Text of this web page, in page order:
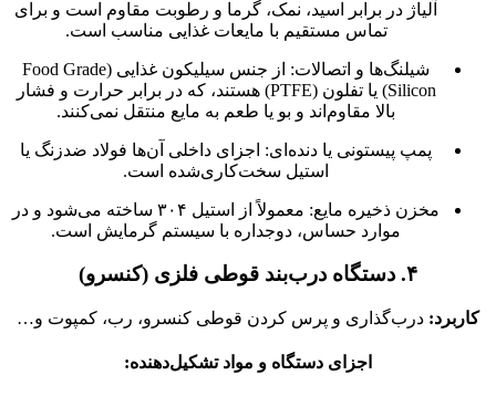
آلیاژ در برابر اسید، نمک، گرما و رطوبت مقاوم است و برای
تماس مستقیم با مایعات غذایی مناسب است.
شیلنگ‌ها و اتصالات: از جنس سیلیکون غذایی (Food Grade
Silicon) یا تفلون (PTFE) هستند، که در برابر حرارت و فشار
بالا مقاوم‌اند و بو یا طعم به مایع منتقل نمی‌کنند.
پمپ پیستونی یا دنده‌ای: اجزای داخلی آن‌ها فولاد ضدزنگ یا
استیل سخت‌کاری‌شده است.
مخزن ذخیره مایع: معمولاً از استیل ۳۰۴ ساخته می‌شود و در
موارد حساس، دوجداره با سیستم گرمایش است.
۴. دستگاه درب‌بند قوطی فلزی (کنسرو)
کاربرد: درب‌گذاری و پرس کردن قوطی کنسرو، رب، کمپوت و…
اجزای دستگاه و مواد تشکیل‌دهنده: